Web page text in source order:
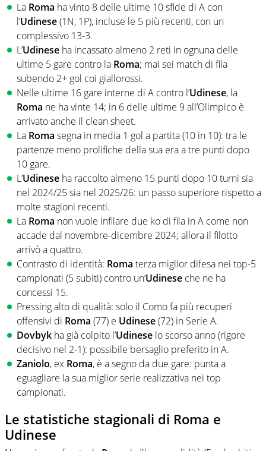
La Roma ha vinto 8 delle ultime 10 sfide di A con
l’Udinese(1N, 1P), incluse le 5 più recenti, con un
complessivo 13-3.
L’Udinese ha incassato almeno 2 reti in ognuna delle
ultime 5 gare contro la Roma; mai sei match di fila
subendo 2+ gol coi giallorossi.
Nelle ultime 16 gare interne di A contro l’Udinese, la
Roma ne ha vinte 14; in 6 delle ultime 9 all’Olimpico è
arrivato anche il clean sheet.
La Roma segna in media 1 gol a partita (10 in 10): tra le
partenze meno prolifiche della sua era a tre punti dopo
10 gare.
L’Udinese ha raccolto almeno 15 punti dopo 10 turni sia
nel 2024/25 sia nel 2025/26: un passo superiore rispetto a
molte stagioni recenti.
La Roma non vuole infilare due ko di fila in A come non
accade dal novembre-dicembre 2024; allora il filotto
arrivò a quattro.
Contrasto di identità: Roma terza miglior difesa nei top-5
campionati (5 subiti) contro un’Udinese che ne ha
concessi 15.
Pressing alto di qualità: solo il Como fa più recuperi
offensivi di Roma (77) e Udinese(72) in Serie A.
Dovbyk ha già colpito l’Udinese lo scorso anno (rigore
decisivo nel 2-1): possibile bersaglio preferito in A.
Zaniolo, ex Roma, è a segno da due gare: punta a
eguagliare la sua miglior serie realizzativa nei top
campionati.
Le statistiche stagionali di Roma e
Udinese